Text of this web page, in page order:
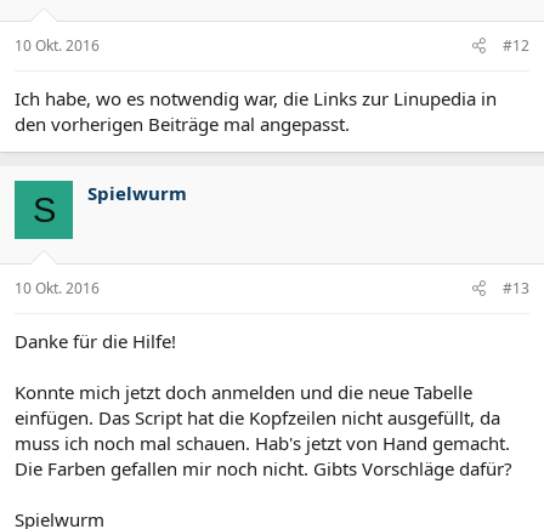
10 Okt. 2016 #12
Ich habe, wo es notwendig war, die Links zur Linupedia in
den vorherigen Beiträge mal angepasst.
S Spielwurm
10 Okt. 2016 #13
Danke für die Hilfe!
Konnte mich jetzt doch anmelden und die neue Tabelle
einfügen. Das Script hat die Kopfzeilen nicht ausgefüllt, da
muss ich noch mal schauen. Hab's jetzt von Hand gemacht.
Die Farben gefallen mir noch nicht. Gibts Vorschläge dafür?
Spielwurm